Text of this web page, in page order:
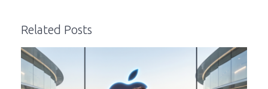
Related Posts